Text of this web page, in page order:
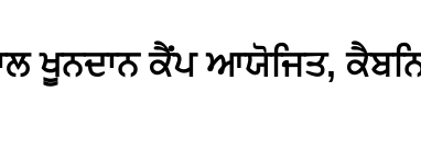
ਖੂਨਦਾਨ ਕੈਂਪ ਆਯੋਜਿਤ,